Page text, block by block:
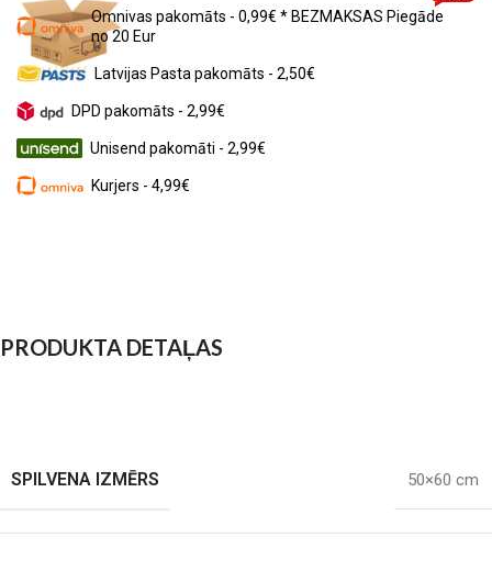
Omnivas pakomāts - 0,99€ * BEZMAKSAS Piegāde
no 20 Eur
Latvijas Pasta pakomāts - 2,50€
DPD pakomāts - 2,99€
Unisend pakomāti - 2,99€
Kurjers - 4,99€
PRODUKTA DETAĻAS
SPILVENA IZMĒRS 50×60 cm